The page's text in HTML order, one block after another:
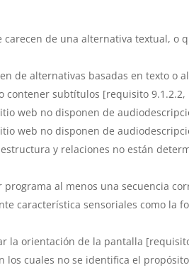
de una alternativa textual, o
de alternativas basadas en texto o
subtítulos [requisito 9.1.2.2,
web no disponen de
web no disponen de
y relaciones no están
al menos una secuencia
característica sensoriales como
la orientación de la pantalla
los cuales no se identifica el